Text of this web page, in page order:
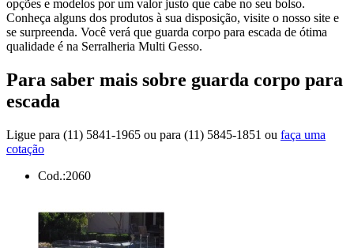
opções e modelos por um valor justo que cabe no seu bolso.
Conheça alguns dos produtos à sua disposição, visite o nosso site e
se surpreenda. Você verá que guarda corpo para escada de ótima
qualidade é na Serralheria Multi Gesso.
Para saber mais sobre guarda corpo para
escada
Ligue para (11) 5841-1965 ou para (11) 5845-1851 ou faça uma
cotação
Cod.:2060